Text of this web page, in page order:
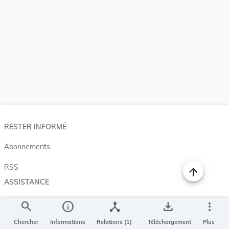
search
Chercher
info
Informations
device_hub
Relations (1)
save_alt
Téléchargement
more_vert
Plus
RESTER INFORMÉ
Abonnements
RSS
ASSISTANCE
Aide et à propos
Projet Casemates